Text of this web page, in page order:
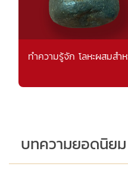
ทำความรู้จัก โลหะผสมสำ
บทความยอดนิยม